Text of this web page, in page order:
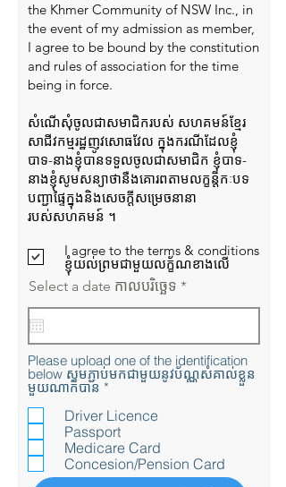
the Khmer Community of NSW Inc., in
the event of my admission as member,
I agree to be bound by the constitution
and rules of association for the time
being in force.
សំណើសុំចូលជាសមាជិករបស់ សហគមន៍ខ្មែរ
សាជីវកម្មរដ្ឋញូវសោធវែល ក្នុងករណីដែលខ្ញុំ
បាទ-នាងខ្ញុំបានទទួលចូលជាសមាជិក ខ្ញុំបាទ-
នាងខ្ញុំសូមសន្យាថានឺងគោរពតាមលក្ខន្តិកៈបទ
បញ្ជាផ្ទៃក្នុងនិងសេចក្តីសម្រេចនានា
របស់សហគមន៍ ។
I agree to the terms & conditions
ខ្ញុំយល់ព្រមជាមួយលក្ខ័ណខាងលើ
Select a date កាលបរិច្ឆេទ *r
q
i
r
e
d
Please upload one of the identification
below សូមភ្ជាប់មកជាមួយនូវប័ណ្ណសំគាល់ខ្លួន
មួយណាក៏បាន *
q
u
i
r
e
d
Driver Licence
Passport
Medicare Card
Concesion/Pension Card